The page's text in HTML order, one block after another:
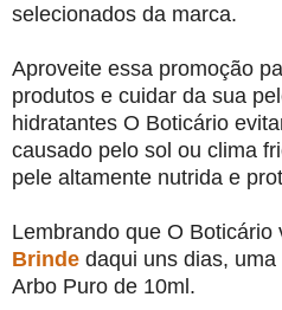
selecionados da marca.
Aproveite essa promoção
produtos e cuidar da sua
hidratantes O Boticário
causado pelo sol ou clima
pele altamente nutrida e
Lembrando que O Boticário
Brinde daqui uns dias,
Arbo Puro de 10ml.